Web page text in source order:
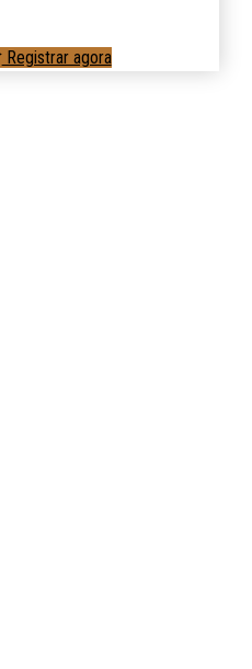
Registrar agora